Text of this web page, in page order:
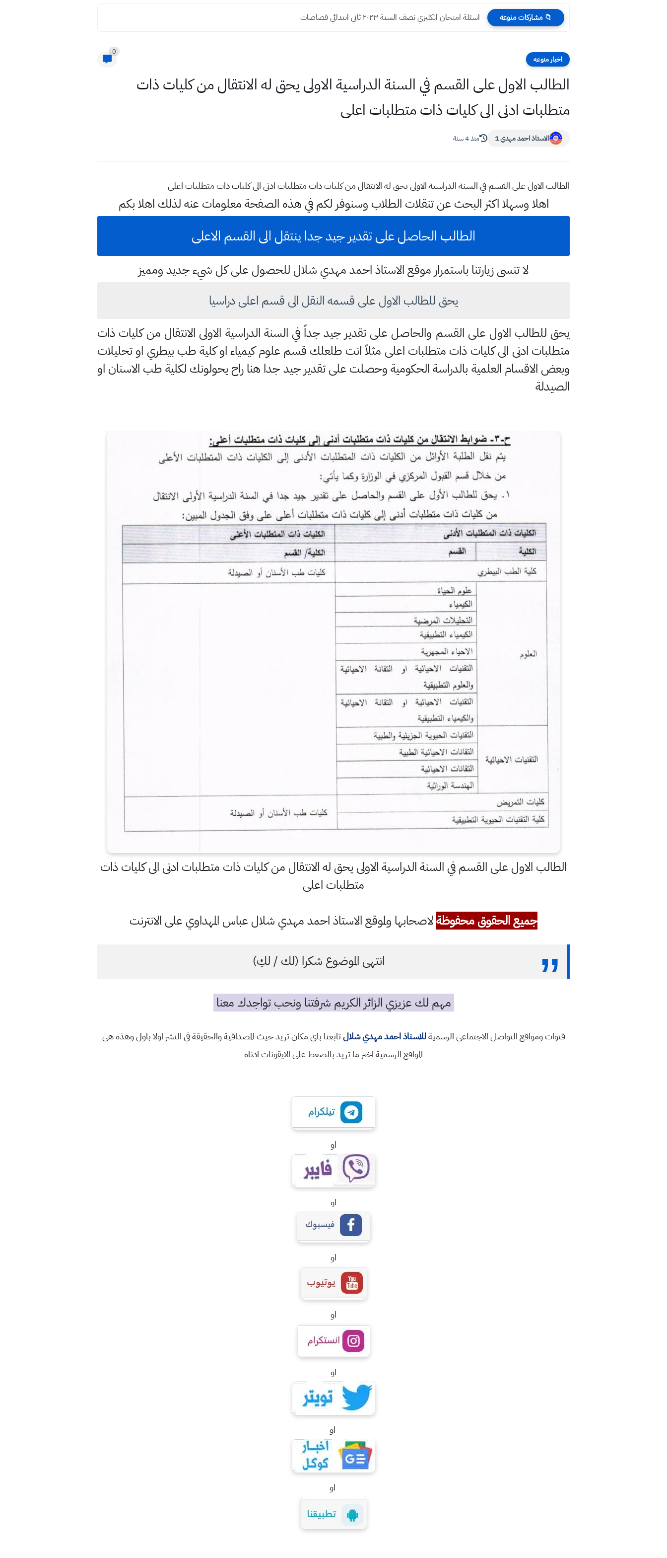
📁 مشاركات منوعه اسئلة امتحان انكليزي نصف السنة ٢٠٢٣ ثاني ابتدائي قصاصات
اخبار منوعه
0
الطالب الاول على القسم في السنة الدراسية الاولى يحق له الانتقال من كليات ذات
متطلبات ادنى الى كليات ذات متطلبات اعلى
الاستاذ احمد مهدي 1 منذ 4 سنة
الطالب الاول على القسم في السنة الدراسية الاولى يحق له الانتقال من كليات ذات متطلبات ادنى الى كليات ذات متطلبات اعلى
اهلا وسهلا اكثر البحث عن تنقلات الطلاب وسنوفر لكم في هذه الصفحة معلومات عنه لذلك اهلا بكم
الطالب الحاصل على تقدير جيد جدا ينتقل الى القسم الاعلى
لا تنسى زيارتنا باستمرار موقع الاستاذ احمد مهدي شلال للحصول على كل شيء جديد ومميز
يحق للطالب الاول على قسمه النقل الى قسم اعلى دراسيا
يحق للطالب الاول على القسم والحاصل على تقدير جيد جداً في السنة الدراسية الاولى الانتقال من كليات ذات
متطلبات ادنى الى كليات ذات متطلبات اعلى مثلاً انت طلعلك قسم علوم كيمياء او كلية طب بيطري او تحليلات
وبعض الاقسام العلمية بالدراسة الحكومية وحصلت على تقدير جيد جدا هنا راح يحولونك لكلية طب الاسنان او
الصيدلة
الطالب الاول على القسم في السنة الدراسية الاولى يحق له الانتقال من كليات ذات متطلبات ادنى الى كليات ذات
متطلبات اعلى
جميع الحقوق محفوظةلاصحابها ولموقع الاستاذ احمد مهدي شلال عباس المهداوي على الانترنت
انتهى الموضوع شكرا (لك / لكِ)
مهم لك عزيزي الزائر الكريم شرفتنا ونحب تواجدك معنا
قنوات ومواقع التواصل الاجتماعي الرسميةللاستاذ احمد مهدي شلالتابعنا باي مكان تريد حيث المصداقية والحقيقة في النشر اولا باول وهذه هي
المواقع الرسمية اختر ما تريد بالضغط على الايقونات ادناه
او
او
او
او
او
او
او